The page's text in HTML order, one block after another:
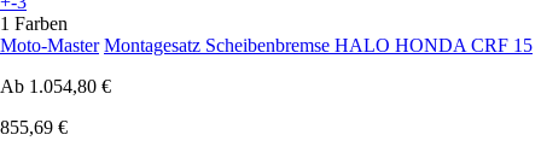
1 Farben
Moto-Master Montagesatz Scheibenbremse HALO HONDA CRF 15
Ab 1.054,80 €
855,69 €